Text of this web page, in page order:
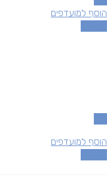
הוסף למועדפים
הוסף למועדפים